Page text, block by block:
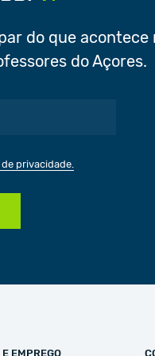
do que acontece
do Açores.
de privacidade.